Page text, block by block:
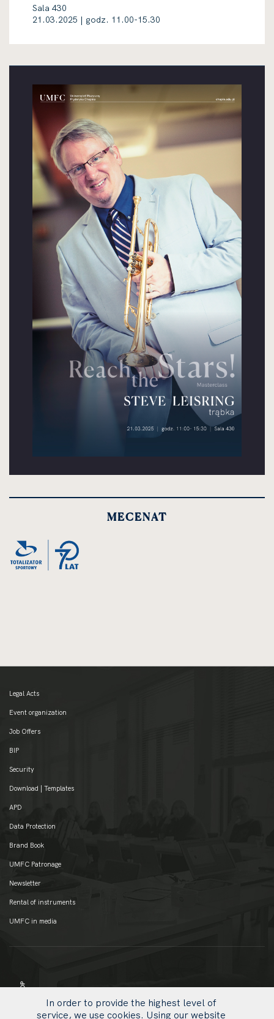
Sala 430
21.03.2025 | godz. 11.00-15.30
MECENAT
Legal Acts
Event organization
Job Offers
BIP
Security
Download | Templates
APD
Data Protection
Brand Book
UMFC Patronage
Newsletter
Rental of instruments
UMFC in media
In order to provide the highest level of
service, we use cookies. Using our website